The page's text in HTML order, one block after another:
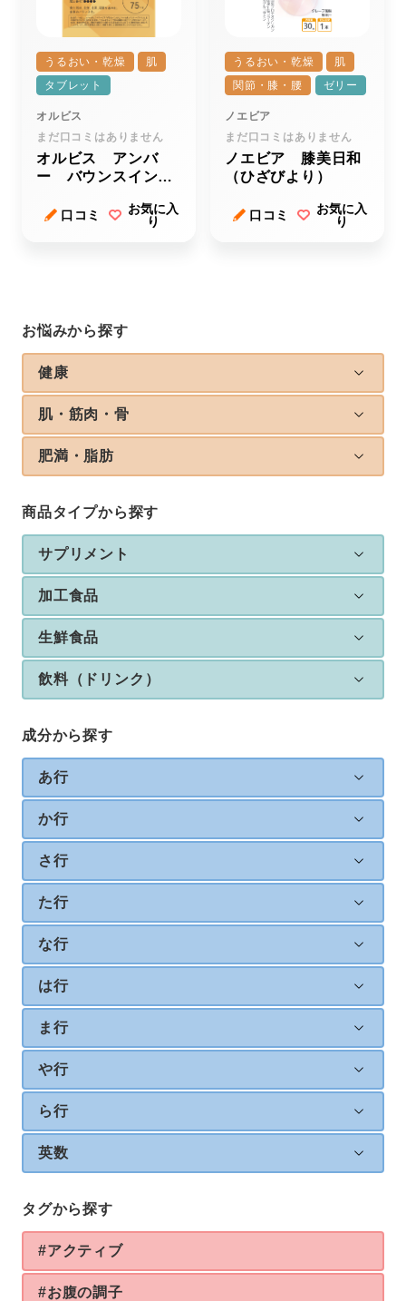
お悩みから探す
健康
肌・筋肉・骨
肥満・脂肪
商品タイプから探す
サプリメント
加工食品
生鮮食品
飲料（ドリンク）
成分から探す
あ行
か行
さ行
た行
な行
は行
ま行
や行
ら行
英数
タグから探す
#アクティブ
#お腹の調子
うるおい・乾燥
肌
タブレット
オルビス
まだ口コミはありません
オルビス アンバ
ー バウンスインナ
口コミ
お気に入
り
うるおい・乾燥
肌
関節・膝・腰
ゼリー
ノエビア
まだ口コミはありません
ノエビア 膝美日和
（ひざびより）
口コミ
お気に入
り